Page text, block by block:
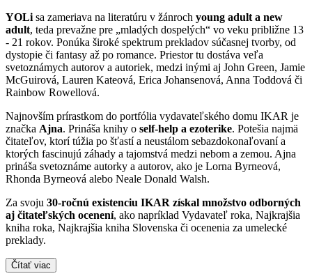
YOLi sa zameriava na literatúru v žánroch young adult a new
adult, teda prevažne pre „mladých dospelých“ vo veku približne 13
- 21 rokov. Ponúka široké spektrum prekladov súčasnej tvorby, od
dystopie či fantasy až po romance. Priestor tu dostáva veľa
svetoznámych autorov a autoriek, medzi inými aj John Green, Jamie
McGuirová, Lauren Kateová, Erica Johansenová, Anna Toddová či
Rainbow Rowellová.
Najnovším prírastkom do portfólia vydavateľského domu IKAR je
značka Ajna. Prináša knihy o self-help a ezoterike. Potešia najmä
čitateľov, ktorí túžia po šťastí a neustálom sebazdokonaľovaní a
ktorých fascinujú záhady a tajomstvá medzi nebom a zemou. Ajna
prináša svetoznáme autorky a autorov, ako je Lorna Byrneová,
Rhonda Byrneová alebo Neale Donald Walsh.
Za svoju 30-ročnú existenciu IKAR získal množstvo odborných
aj čitateľských ocenení, ako napríklad Vydavateľ roka, Najkrajšia
kniha roka, Najkrajšia kniha Slovenska či ocenenia za umelecké
preklady.
Čítať viac